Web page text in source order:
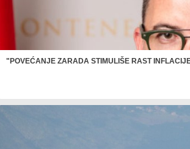
"POVEĆANJE ZARADA STIMULIŠE RAST